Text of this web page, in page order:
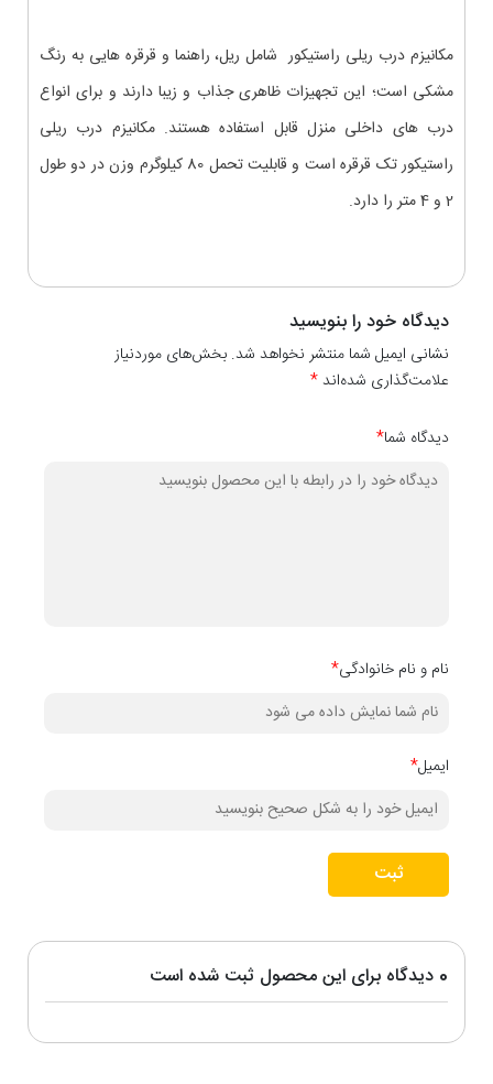
مکانیزم درب ریلی راستیکور شامل ریل، راهنما و قرقره هایی به رنگ
مشکی است؛ این تجهیزات ظاهری جذاب و زیبا دارند و برای انواع
درب های داخلی منزل قابل استفاده هستند. مکانیزم درب ریلی
راستیکور تک قرقره است و قابلیت تحمل 80 کیلوگرم وزن در دو طول
2 و 4 متر را دارد.
0 دیدگاه برای این محصول ثبت شده است
دیدگاه خود را بنویسید
نشانی ایمیل شما منتشر نخواهد شد. بخش‌های موردنیاز
علامت‌گذاری شده‌اند*
دیدگاه شما*
نام و نام خانوادگی*
ایمیل*
ثبت